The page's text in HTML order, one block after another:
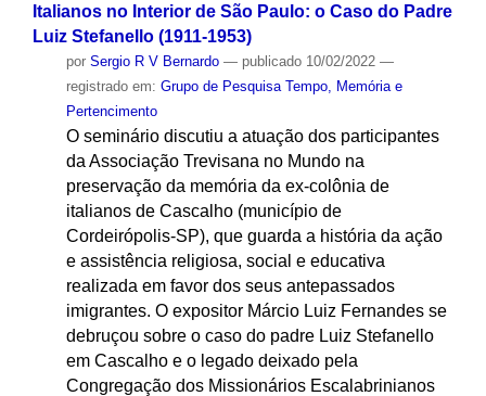
Italianos no Interior de São Paulo: o Caso do Padre
Luiz Stefanello (1911-1953)
por Sergio R V Bernardo — publicado10/02/2022 —
registrado em: Grupo de Pesquisa Tempo, Memória e
Pertencimento
O seminário discutiu a atuação dos participantes
da Associação Trevisana no Mundo na
preservação da memória da ex-colônia de
italianos de Cascalho (município de
Cordeirópolis-SP), que guarda a história da ação
e assistência religiosa, social e educativa
realizada em favor dos seus antepassados
imigrantes. O expositor Márcio Luiz Fernandes se
debruçou sobre o caso do padre Luiz Stefanello
em Cascalho e o legado deixado pela
Congregação dos Missionários Escalabrinianos